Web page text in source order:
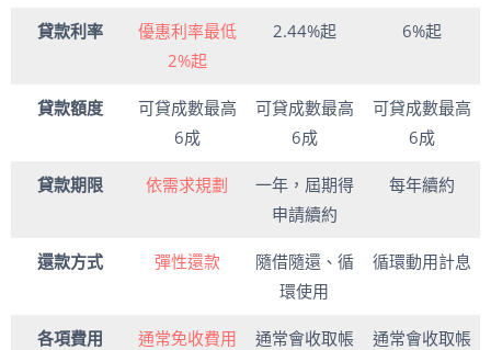
貸款利率
優惠利率最低
2%起
2.44%起 6%起
貸款額度
可貸成數最高
6成
可貸成數最高
6成
可貸成數最高
6成
貸款期限 依需求規劃
一年，屆期得
申請續約
每年續約
還款方式 彈性還款
隨借隨還、循
環使用
循環動用計息
各項費用 通常免收費用
通常會收取帳
通常會收取帳